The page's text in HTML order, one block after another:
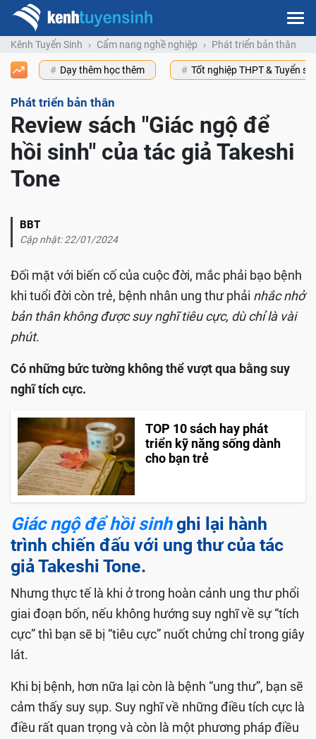
Kênh Tuyển Sinh Cẩm nang nghề nghiệp Phát triển bản thân
Dạy thêm học thêm Tốt nghiệp THPT & Tuyển
Phát triển bản thân
Review sách "Giác ngộ để
hồi sinh" của tác giả Takeshi
Tone
BBT
Cập nhật: 22/01/2024
Đối mặt với biến cố của cuộc đời, mắc phải bạo bệnh
khi tuổi đời còn trẻ, bệnh nhân ung thư phải nhắc nhở
bản thân không được suy nghĩ tiêu cực, dù chỉ là vài
phút.
Có những bức tường không thể vượt qua bằng suy
nghĩ tích cực.
TOP 10 sách hay phát
triển kỹ năng sống dành
cho bạn trẻ
Giác ngộ để hồi sinhghi lại hành
trình chiến đấu với ung thư của tác
giả Takeshi Tone.
Nhưng thực tế là khi ở trong hoàn cảnh ung thư phổi
giai đoạn bốn, nếu không hướng suy nghĩ về sự “tích
cực” thì bạn sẽ bị “tiêu cực” nuốt chửng chỉ trong giây
lát.
Khi bị bệnh, hơn nữa lại còn là bệnh “ung thư”, bạn sẽ
cảm thấy suy sụp. Suy nghĩ về những điều tích cực là
điều rất quan trọng và còn là một phương pháp điều